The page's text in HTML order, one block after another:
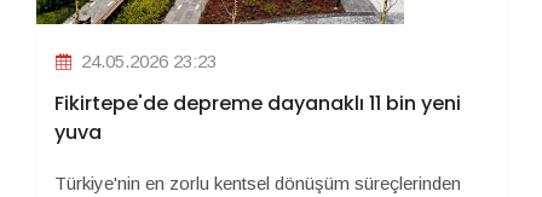
24.05.2026 23:23
Fikirtepe'de depreme dayanaklı 11 bin yeni
yuva
Türkiye'nin en zorlu kentsel dönüşüm süreçlerinden